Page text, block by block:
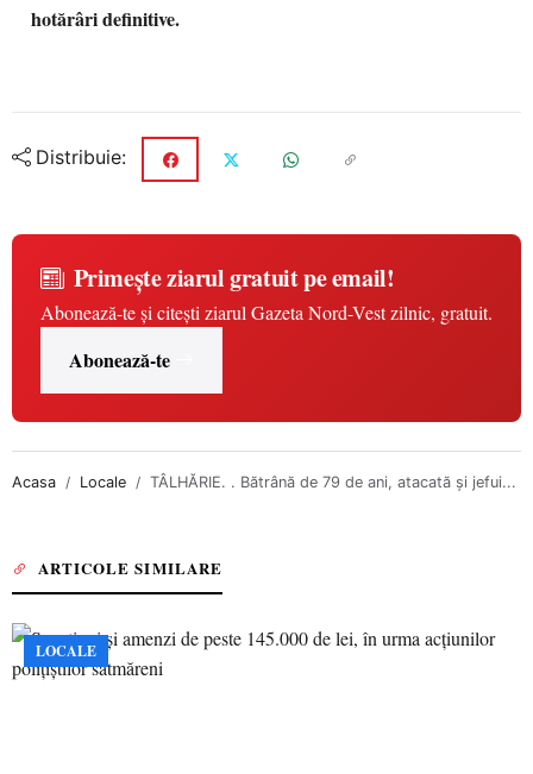
hotărâri definitive.
Distribuie:
Primește ziarul gratuit pe email!
Abonează-te și citești ziarul Gazeta Nord-Vest zilnic, gratuit.
Abonează-te
Acasa Locale TÂLHĂRIE. . Bătrână de 79 de ani, atacată și jefui...
ARTICOLE SIMILARE
LOCALE